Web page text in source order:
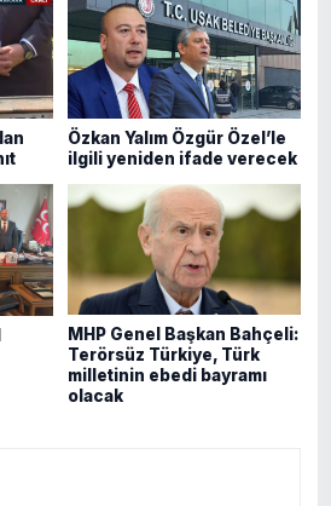
Özkan Yalım Özgür Özel’le
ilgili yeniden ifade verecek
MHP Genel Başkan Bahçeli:
Terörsüz Türkiye, Türk
milletinin ebedi bayramı
olacak